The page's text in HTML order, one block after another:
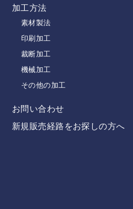
加工方法
素材製法
印刷加工
裁断加工
機械加工
その他の加工
お問い合わせ
新規販売経路をお探しの方へ